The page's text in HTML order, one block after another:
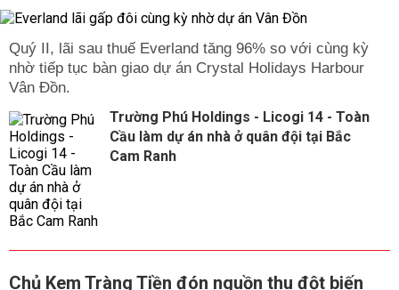
Quý II, lãi sau thuế Everland tăng 96% so với cùng kỳ
nhờ tiếp tục bàn giao dự án Crystal Holidays Harbour
Vân Đồn.
Trường Phú Holdings - Licogi 14 - Toàn
Cầu làm dự án nhà ở quân đội tại Bắc
Cam Ranh
Chủ Kem Tràng Tiền đón nguồn thu đột biến